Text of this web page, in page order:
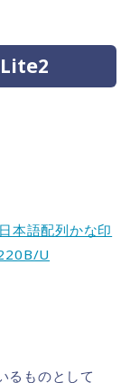
語配列かな印
U
るものとして